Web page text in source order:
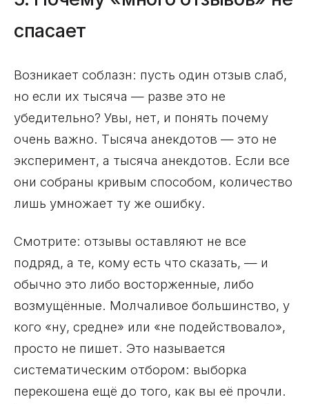
спасает
Возникает соблазн: пусть один отзыв слаб,
но если их тысяча — разве это не
убедительно? Увы, нет, и понять почему
очень важно. Тысяча анекдотов — это не
эксперимент, а тысяча анекдотов. Если все
они собраны кривым способом, количество
лишь умножает ту же ошибку.
Смотрите: отзывы оставляют не все
подряд, а те, кому есть что сказать, — и
обычно это либо восторженные, либо
возмущённые. Молчаливое большинство, у
кого «ну, средне» или «не подействовало»,
просто не пишет. Это называется
систематическим отбором: выборка
перекошена ещё до того, как вы её прочли.